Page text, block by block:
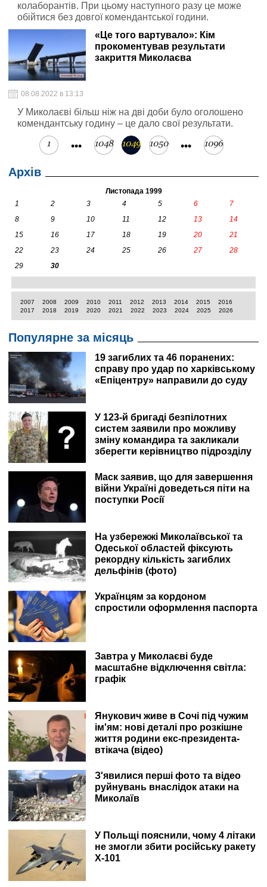
колаборантів. При цьому наступного разу це може
обійтися без довгої комендантської години.
«Це того вартувало»: Кім
прокоментував результати
закриття Миколаєва
08.08.2022 в 13:13
У Миколаєві більш ніж на дві доби було оголошено
комендантську годину – це дало свої результати.
1
••• 1048 1049 1050 ••• 1096
Архів
Листопада 1999
1
2 3 4 5 6
7
8
9 10 11 12 13
14
15
16 17 18 19 20
21
22
23 24 25 26 27
28
29
30
2007 2008 2009 2010 2011 2012 2013 2014 2015
2016
2017
2018 2019 2020 2021 2022 2023 2024 2025 2026
Популярне за місяць
19 загиблих та 46 поранених:
справу про удар по харківському
«Епіцентру» направили до суду
У 123-й бригаді безпілотних
систем заявили про можливу
зміну командира та закликали
зберегти керівництво підрозділу
Маск заявив, що для завершення
війни Україні доведеться піти на
поступки Росії
На узбережжі Миколаївської та
Одеської областей фіксують
рекордну кількість загиблих
дельфінів (фото)
Українцям за кордоном
спростили оформлення паспорта
Завтра у Миколаєві буде
масштабне відключення світла:
графік
Янукович живе в Сочі під чужим
ім'ям: нові деталі про розкішне
життя родини екс-президента-
втікача (відео)
З'явилися перші фото та відео
руйнувань внаслідок атаки на
Миколаїв
У Польщі пояснили, чому 4 літаки
не змогли збити російську ракету
Х-101